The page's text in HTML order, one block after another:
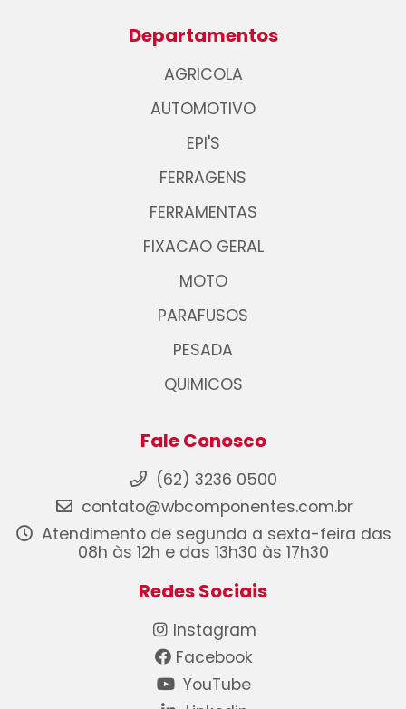
Departamentos
AGRICOLA
AUTOMOTIVO
EPI'S
FERRAGENS
FERRAMENTAS
FIXACAO GERAL
MOTO
PARAFUSOS
PESADA
QUIMICOS
Fale Conosco
(62) 3236 0500
contato@wbcomponentes.com.br
Atendimento de segunda a sexta-feira das
08h às 12h e das 13h30 às 17h30
Redes Sociais
Instagram
Facebook
YouTube